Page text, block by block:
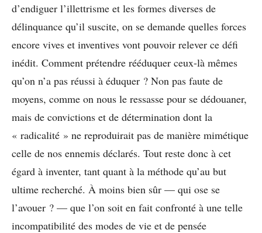
d’endiguer l’illettrisme et les formes diverses de
délinquance qu’il suscite, on se demande quelles forces
encore vives et inventives vont pouvoir relever ce défi
inédit. Comment prétendre rééduquer ceux-là mêmes
qu’on n’a pas réussi à éduquer ? Non pas faute de
moyens, comme on nous le ressasse pour se dédouaner,
mais de convictions et de détermination dont la
« radicalité » ne reproduirait pas de manière mimétique
celle de nos ennemis déclarés. Tout reste donc à cet
égard à inventer, tant quant à la méthode qu’au but
ultime recherché. À moins bien sûr — qui ose se
l’avouer ? — que l’on soit en fait confronté à une telle
incompatibilité des modes de vie et de pensée